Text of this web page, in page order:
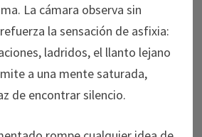
La cámara observa sin
la sensación de asfixia:
ladridos, el llanto lejano
a una mente saturada,
de encontrar silencio.